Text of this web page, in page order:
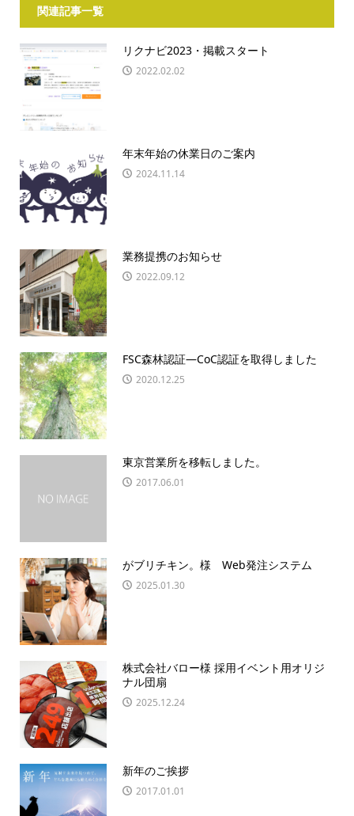
関連記事一覧
リクナビ2023・掲載スタート
2022.02.02
年末年始の休業日のご案内
2024.11.14
業務提携のお知らせ
2022.09.12
FSC森林認証―CoC認証を取得しました
2020.12.25
東京営業所を移転しました。
2017.06.01
がブリチキン。様 Web発注システム
2025.01.30
株式会社バロー様 採用イベント用オリジ
ナル団扇
2025.12.24
新年のご挨拶
2017.01.01